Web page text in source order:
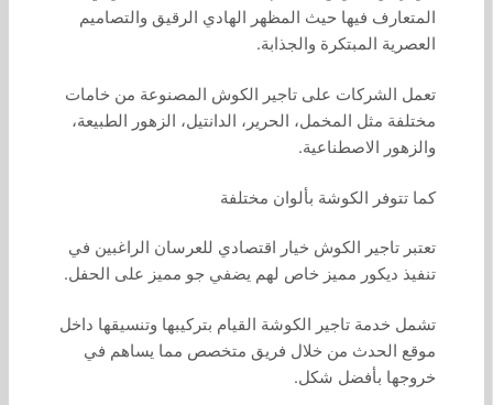
المتعارف فيها حيث المظهر الهادي الرقيق والتصاميم
العصرية المبتكرة والجذابة.
تعمل الشركات على تاجير الكوش المصنوعة من خامات
مختلفة مثل المخمل، الحرير، الدانتيل، الزهور الطبيعة،
والزهور الاصطناعية.
كما تتوفر الكوشة بألوان مختلفة
تعتبر تاجير الكوش خيار اقتصادي للعرسان الراغبين في
تنفيذ ديكور مميز خاص لهم يضفي جو مميز على الحفل.
تشمل خدمة تاجير الكوشة القيام بتركيبها وتنسيقها داخل
موقع الحدث من خلال فريق متخصص مما يساهم في
خروجها بأفضل شكل.